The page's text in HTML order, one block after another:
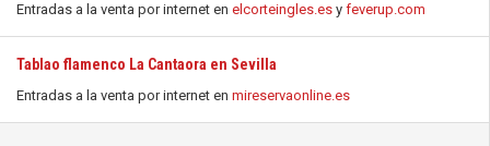
Entradas a la venta por internet en elcorteingles.es y feverup.com
Tablao flamenco La Cantaora en Sevilla
Entradas a la venta por internet en mireservaonline.es